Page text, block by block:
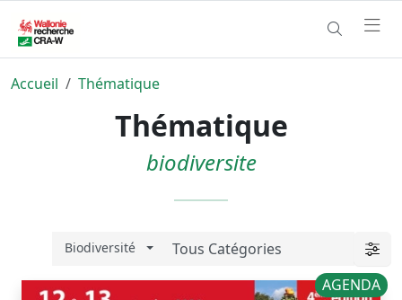
Accueil Thématique
Thématique
biodiversite
Biodiversité
AGENDA